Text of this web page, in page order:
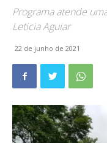
Programa atende
Leticia Aguiar
22 de junho de 2021